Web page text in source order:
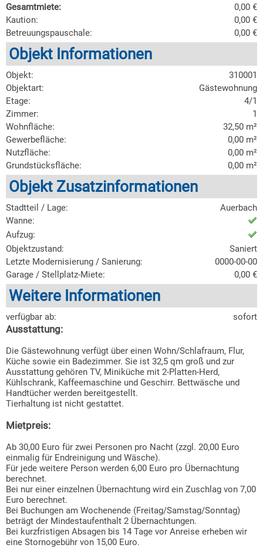
Gesamtmiete:
0,00 €
Kaution:
0,00 €
Betreuungspauschale:
0,00 €
Objekt Informationen
Objekt:
310001
Objektart:
Gästewohnung
Etage:
4/1
Zimmer:
1
Wohnfläche:
32,50 m²
Gewerbefläche:
0,00 m²
Nutzfläche:
0,00 m²
Grundstücksfläche:
0,00 m²
Objekt Zusatzinformationen
Stadtteil / Lage:
Auerbach
Wanne:
Aufzug:
Objektzustand:
Saniert
Letzte Modernisierung / Sanierung:
0000-00-00
Garage / Stellplatz-Miete:
0,00 €
Weitere Informationen
verfügbar ab: sofort
Ausstattung:
Die Gästewohnung verfügt über einen Wohn/Schlafraum, Flur,
Küche sowie ein Badezimmer. Sie ist 32,5 qm groß und zur
Ausstattung gehören TV, Miniküche mit 2-Platten-Herd,
Kühlschrank, Kaffeemaschine und Geschirr. Bettwäsche und
Handtücher werden bereitgestellt.
Tierhaltung ist nicht gestattet.
Mietpreis:
Ab 30,00 Euro für zwei Personen pro Nacht (zzgl. 20,00 Euro
einmalig für Endreinigung und Wäsche).
Für jede weitere Person werden 6,00 Euro pro Übernachtung
berechnet.
Bei nur einer einzelnen Übernachtung wird ein Zuschlag von 7,00
Euro berechnet.
Bei Buchungen am Wochenende (Freitag/Samstag/Sonntag)
beträgt der Mindestaufenthalt 2 Übernachtungen.
Bei kurzfristigen Absagen bis 14 Tage vor Anreise erheben wir
eine Stornogebühr von 15,00 Euro.